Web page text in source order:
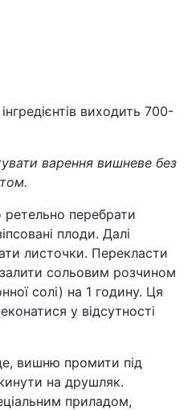
інгредієнтів виходить 700-
варення вишневе без
ретельно перебрати
плоди. Далі
листочки. Перекласти
сольовим розчином
солі) на 1 годину. Ця
у відсутності
вишню промити під
на друшляк.
приладом,